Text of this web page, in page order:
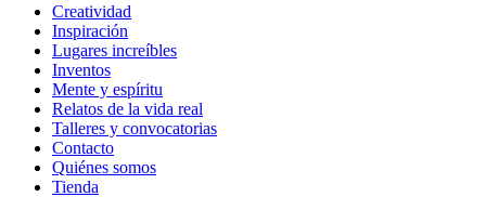
Creatividad
Inspiración
Lugares increíbles
Inventos
Mente y espíritu
Relatos de la vida real
Talleres y convocatorias
Contacto
Quiénes somos
Tienda